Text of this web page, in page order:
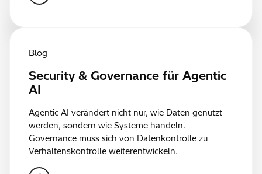
Blog
Security & Governance für Agentic
AI
Agentic AI verändert nicht nur, wie Daten genutzt
werden, sondern wie Systeme handeln.
Governance muss sich von Datenkontrolle zu
Verhaltenskontrolle weiterentwickeln.